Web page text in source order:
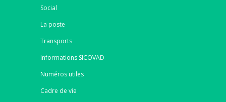
Social
La poste
Transports
Informations SICOVAD
Numéros utiles
Cadre de vie